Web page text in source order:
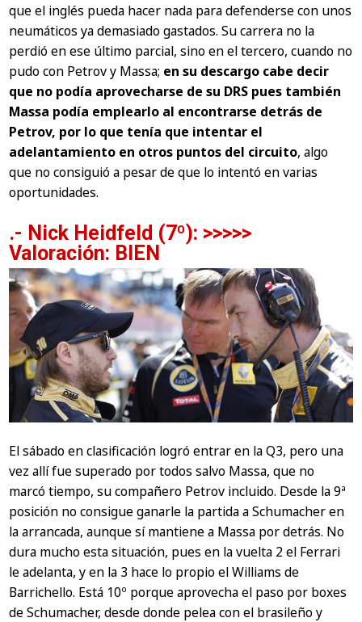
que el inglés pueda hacer nada para defenderse con unos
neumáticos ya demasiado gastados. Su carrera no la
perdió en ese último parcial, sino en el tercero, cuando no
pudo con Petrov y Massa; en su descargo cabe decir
que no podía aprovecharse de su DRS pues también
Massa podía emplearlo al encontrarse detrás de
Petrov, por lo que tenía que intentar el
adelantamiento en otros puntos del circuito, algo
que no consiguió a pesar de que lo intentó en varias
oportunidades.
.- Nick Heidfeld (7º): >>>>>
Valoración: BIEN
El sábado en clasificación logró entrar en la Q3, pero una
vez allí fue superado por todos salvo Massa, que no
marcó tiempo, su compañero Petrov incluido. Desde la 9ª
posición no consigue ganarle la partida a Schumacher en
la arrancada, aunque sí mantiene a Massa por detrás. No
dura mucho esta situación, pues en la vuelta 2 el Ferrari
le adelanta, y en la 3 hace lo propio el Williams de
Barrichello. Está 10º porque aprovecha el paso por boxes
de Schumacher, desde donde pelea con el brasileño y